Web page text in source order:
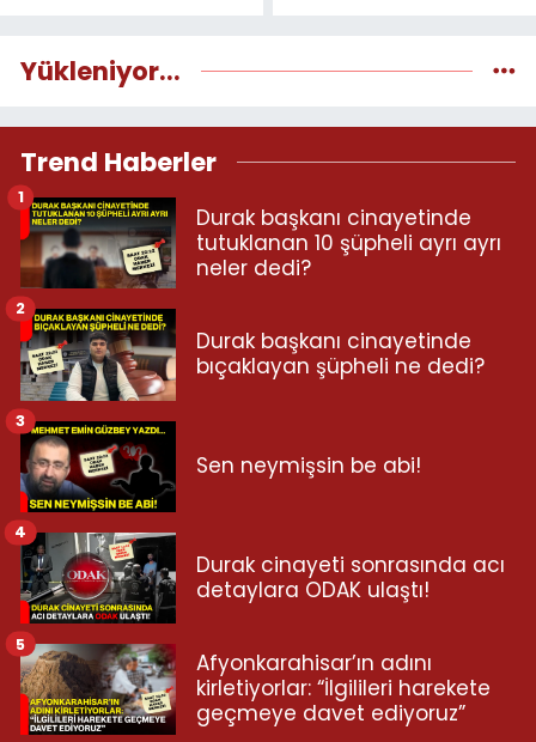
Yükleniyor...
Trend Haberler
Durak başkanı cinayetinde
tutuklanan 10 şüpheli ayrı ayrı
neler dedi?
1
Durak başkanı cinayetinde
bıçaklayan şüpheli ne dedi?
2
Sen neymişsin be abi!
3
Durak cinayeti sonrasında acı
detaylara ODAK ulaştı!
4
Afyonkarahisar’ın adını
kirletiyorlar: “İlgilileri harekete
geçmeye davet ediyoruz”
5